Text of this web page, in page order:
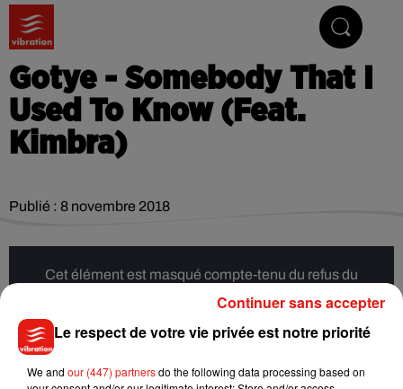
Gotye - Somebody That I
Used To Know (Feat.
Kimbra)
Publié : 8 novembre 2018
Cet élément est masqué compte-tenu du refus du
dépôt de cookies que vous avez exprimé. Si vous
souhaitez l'afficher, merci de nous donner votre accord
en cliquant sur le bouton ci-dessous.
Afficher l'élément
Le respect de votre vie privée est notre priorité
We and our (447) partnersdo the following data processing based on
Continuer sans accepter